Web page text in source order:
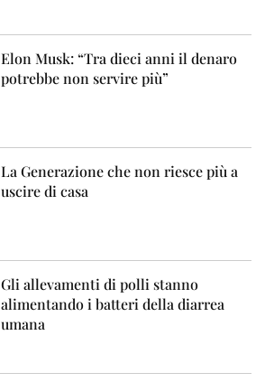
Elon Musk: “Tra dieci anni il denaro
potrebbe non servire più”
La Generazione che non riesce più a
uscire di casa
Gli allevamenti di polli stanno
alimentando i batteri della diarrea
umana